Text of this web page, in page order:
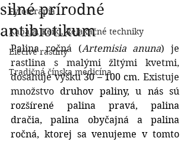
Fytoterapia
Kabala, Reiki, Relaxačné techniky
Liečivé rastlny
Tradičná čínska medicína
silné prírodné
antibiotikum
Palina ročná (Artemisia anuna) je
rastlina s malými žltými kvetmi,
dosahuje výšku 30 – 100 cm. Existuje
množstvo druhov paliny, u nás sú
rozšírené palina pravá, palina
dračia, palina obyčajná a palina
ročná, ktorej sa venujeme v tomto